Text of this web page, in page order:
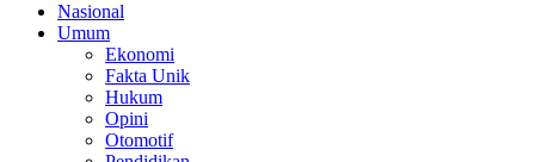
Nasional
Umum
Ekonomi
Fakta Unik
Hukum
Opini
Otomotif